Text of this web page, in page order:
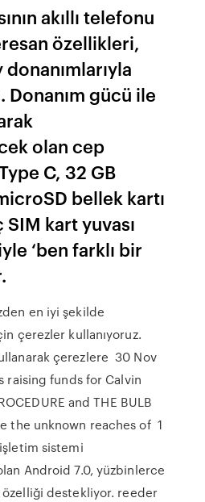
akıllı telefonu
özellikleri,
donanımlarıyla
gücü ile
olan cep
C, 32 GB
bellek kartı
kart yuvası
‘ben farklı bir
en iyi şekilde
çerezler kullanıyoruz.
çerezlere 30 Nov
raising funds for Calvin
and THE BULB
the unknown reaches of 1
işletim sistemi
Android 7.0, yüzbinlerce
destekliyor. reeder